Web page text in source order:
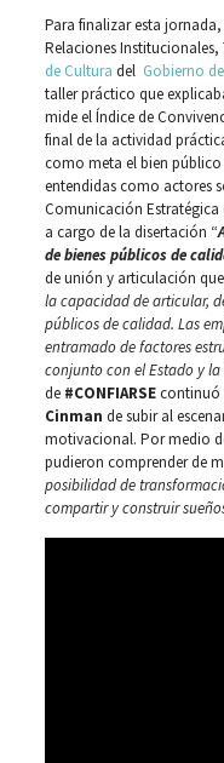
Para finalizar esta jornada,
Relaciones Institucionales,
de Cultura del Gobierno
taller práctico que
mide el Índice de
final de la actividad
como meta el bien público
entendidas como actores
Comunicación Estratégica
a cargo de la disertación “
de bienes públicos de
de unión y articulación
la capacidad de articular,
públicos de calidad. Las
entramado de factores
conjunto con el Estado y la
de #CONFIARSEcontinuó
Cinman de subir al
motivacional. Por medio
pudieron comprender de
posibilidad de
compartir y construir